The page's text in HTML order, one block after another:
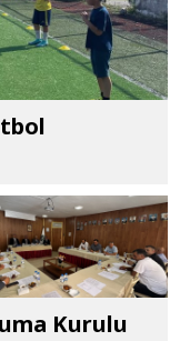
Kurulu